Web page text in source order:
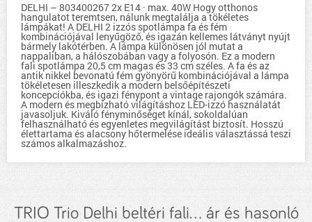
DELHI – 803400267 2x E14 · max. 40W Hogy otthonos
hangulatot teremtsen, nálunk megtalálja a tökéletes
lámpákat! A DELHI 2 izzós spotlámpa fa és fém
kombinációjával lenyűgöző, és igazán kellemes látványt nyújt
bármely lakótérben. A lámpa különösen jól mutat a
nappaliban, a hálószobában vagy a folyosón. Ez a modern
fali spotlámpa 20,5 cm magas és 33 cm széles. A fa és az
antik nikkel bevonatú fém gyönyörű kombinációjával a lámpa
tökéletesen illeszkedik a modern belsőépítészeti
koncepciókba, és igazi fénypont a vintage rajongók számára.
A modern és megbízható világításhoz LED-izzó használatát
javasoljuk. Kiváló fényminőséget kínál, sokoldalúan
felhasználható és egyenletes megvilágítást biztosít. Hosszú
élettartama és alacsony hőtermelése ideális választássá teszi
számos alkalmazáshoz.
TRIO Trio Delhi beltéri fali... ár és hasonló